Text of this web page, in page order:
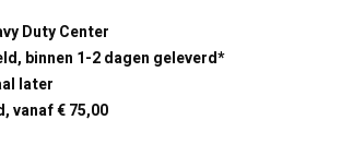
Duty Center
binnen 1-2 dagen geleverd*
later
vanaf € 75,00